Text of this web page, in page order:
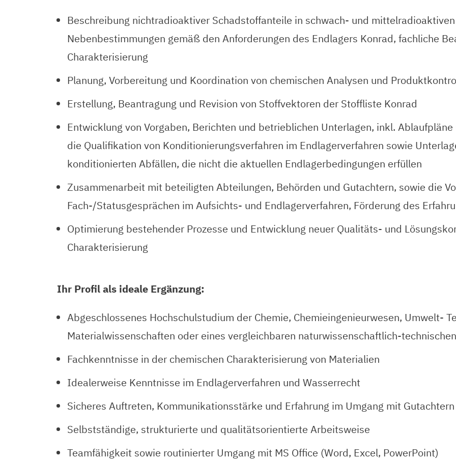
Beschreibung nichtradioaktiver Schadstoffanteile in schwach- und
Nebenbestimmungen gemäß den Anforderungen des Endlagers Konrad, fachliche
Charakterisierung
Planung, Vorbereitung und Koordination von chemischen Analysen und
Erstellung, Beantragung und Revision von Stoffvektoren der Stoffliste Konrad
Entwicklung von Vorgaben, Berichten und betrieblichen Unterlagen, inkl.
die Qualifikation von Konditionierungsverfahren im Endlagerverfahren sowie
konditionierten Abfällen, die nicht die aktuellen Endlagerbedingungen erfüllen
Zusammenarbeit mit beteiligten Abteilungen, Behörden und Gutachtern, sowie die
Fach-/Statusgesprächen im Aufsichts- und Endlagerverfahren, Förderung des
Optimierung bestehender Prozesse und Entwicklung neuer Qualitäts- und
Charakterisierung
Ihr Profil als ideale Ergänzung:
Abgeschlossenes Hochschulstudium der Chemie, Chemieingenieurwesen, Umwelt-
Materialwissenschaften oder eines vergleichbaren naturwissenschaftlich-
Fachkenntnisse in der chemischen Charakterisierung von Materialien
Idealerweise Kenntnisse im Endlagerverfahren und Wasserrecht
Sicheres Auftreten, Kommunikationsstärke und Erfahrung im Umgang mit
Selbstständige, strukturierte und qualitätsorientierte Arbeitsweise
Teamfähigkeit sowie routinierter Umgang mit MS Office (Word, Excel, PowerPoint)